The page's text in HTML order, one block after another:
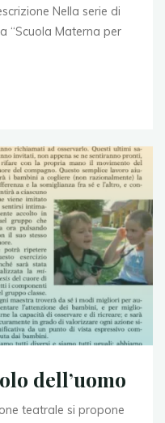
Nella serie di
“Scuola Materna per
dell’uomo
teatrale si propone